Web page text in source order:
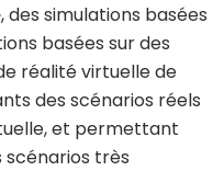
simulations basées
basées sur des
réalité virtuelle de
des scénarios réels
et permettant
très